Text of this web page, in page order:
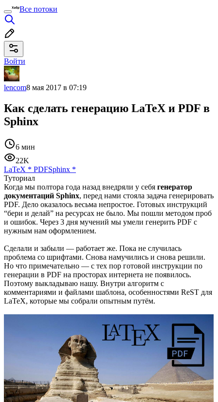
Все потоки
Войти
lencom8 мая 2017 в 07:19
Как сделать генерацию LaTeX и PDF в
Sphinx
6 мин
22K
LaTeX * PDFSphinx *
Туториал
Когда мы полтора года назад внедряли у себя генератор
документаций Sphinx, перед нами стояла задача генерировать
PDF. Дело оказалось весьма непростое. Готовых инструкций
“бери и делай” на ресурсах не было. Мы пошли методом проб
и ошибок. Через 3 дня мучений мы умели генерить PDF с
нужным нам оформлением.
Сделали и забыли — работает же. Пока не случилась
проблема со шрифтами. Снова намучились и снова решили.
Но что примечательно — с тех пор готовой инструкции по
генерации в PDF на просторах интернета не появилось.
Поэтому выкладываю нашу. Внутри алгоритм с
комментариями и файлами шаблона, особенностями ReST для
LaTeX, которые мы собрали опытным путём.